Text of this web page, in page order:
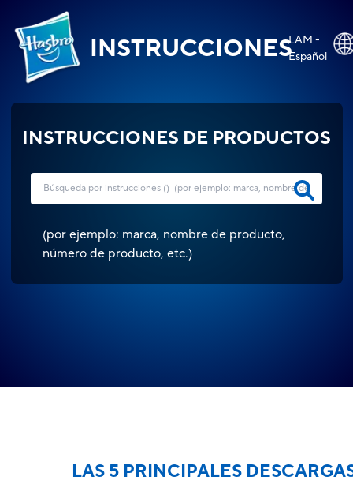
INSTRUCCIONESLAM -
Español
INSTRUCCIONES DE PRODUCTOS
(por ejemplo: marca, nombre de producto,
número de producto, etc.)
LAS 5 PRINCIPALES